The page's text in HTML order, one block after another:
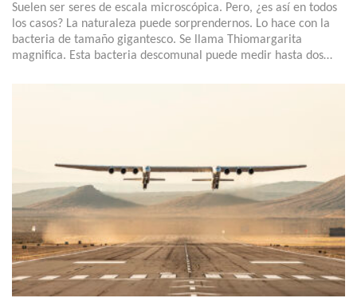
Suelen ser seres de escala microscópica. Pero, ¿es así en todos
los casos? La naturaleza puede sorprendernos. Lo hace con la
bacteria de tamaño gigantesco. Se llama Thiomargarita
magnifica. Esta bacteria descomunal puede medir hasta dos…